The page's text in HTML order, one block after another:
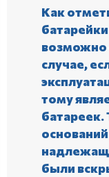
Как
возможно
случае,
тому
батареек.
были